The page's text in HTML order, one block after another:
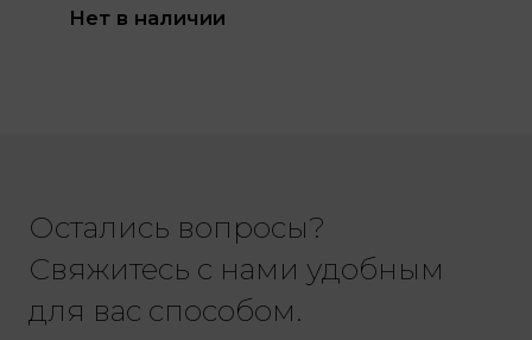
Нет в наличии
Остались вопросы?
Свяжитесь с нами удобным
для вас способом.